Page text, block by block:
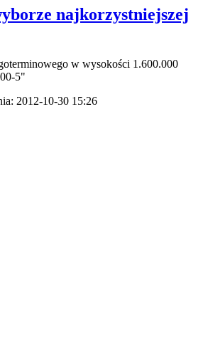
najkorzystniejszej
w wysokości 1.600.000
5"
2012-10-30 15:26